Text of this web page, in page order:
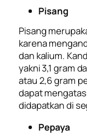
Pisang
Pisang
karena
dan kalium.
yakni 3,1 gram
atau 2,6 gram
dapat
didapatkan di
Pepaya